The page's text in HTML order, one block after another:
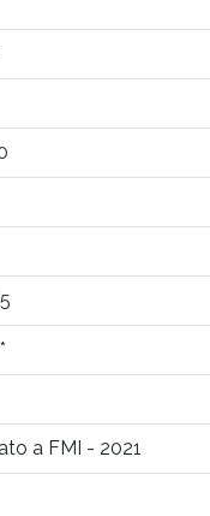
a FMI - 2021